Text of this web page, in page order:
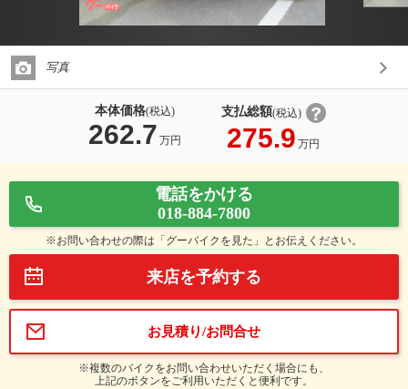
写真
本体価格(税込)
262.7 万円
支払総額(税込)
275.9 万円
電話をかける
018-884-7800
※お問い合わせの際は「グーバイクを見た」とお伝えください。
来店を予約する
お見積り/お問合せ
※複数のバイクをお問い合わせいただく場合にも、
上記のボタンをご利用いただくと便利です。